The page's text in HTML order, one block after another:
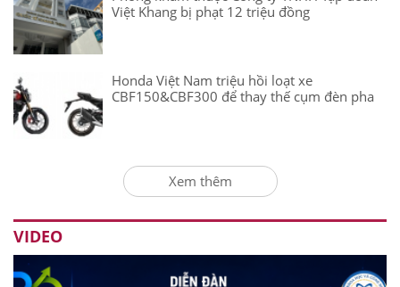
Việt Khang bị phạt 12 triệu đồng
Honda Việt Nam triệu hồi loạt xe
CBF150&CBF300 để thay thế cụm đèn pha
Xem thêm
VIDEO